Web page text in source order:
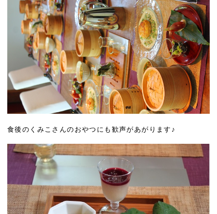
食後のくみこさんのおやつにも歓声があがります♪